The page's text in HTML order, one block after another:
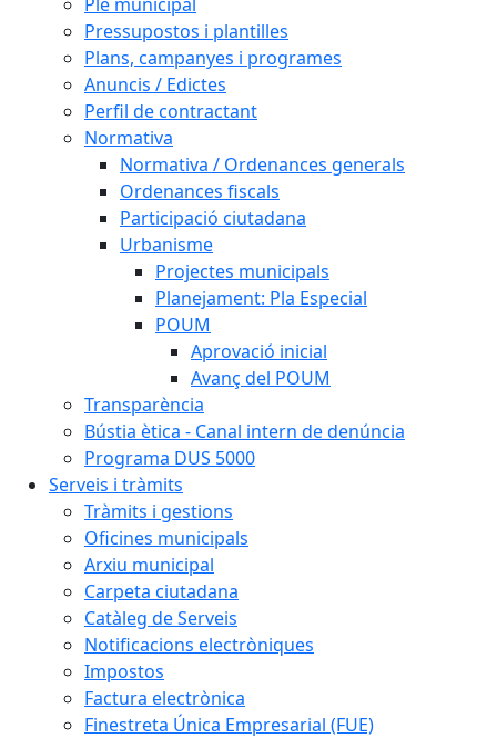
Pressupostos i plantilles
Plans, campanyes i programes
Anuncis / Edictes
Perfil de contractant
Normativa
Normativa / Ordenances generals
Ordenances fiscals
Participació ciutadana
Urbanisme
Projectes municipals
Planejament: Pla Especial
POUM
Aprovació inicial
Avanç del POUM
Transparència
Bústia ètica - Canal intern de denúncia
Programa DUS 5000
Serveis i tràmits
Tràmits i gestions
Oficines municipals
Arxiu municipal
Carpeta ciutadana
Catàleg de Serveis
Notificacions electròniques
Impostos
Factura electrònica
Finestreta Única Empresarial (FUE)